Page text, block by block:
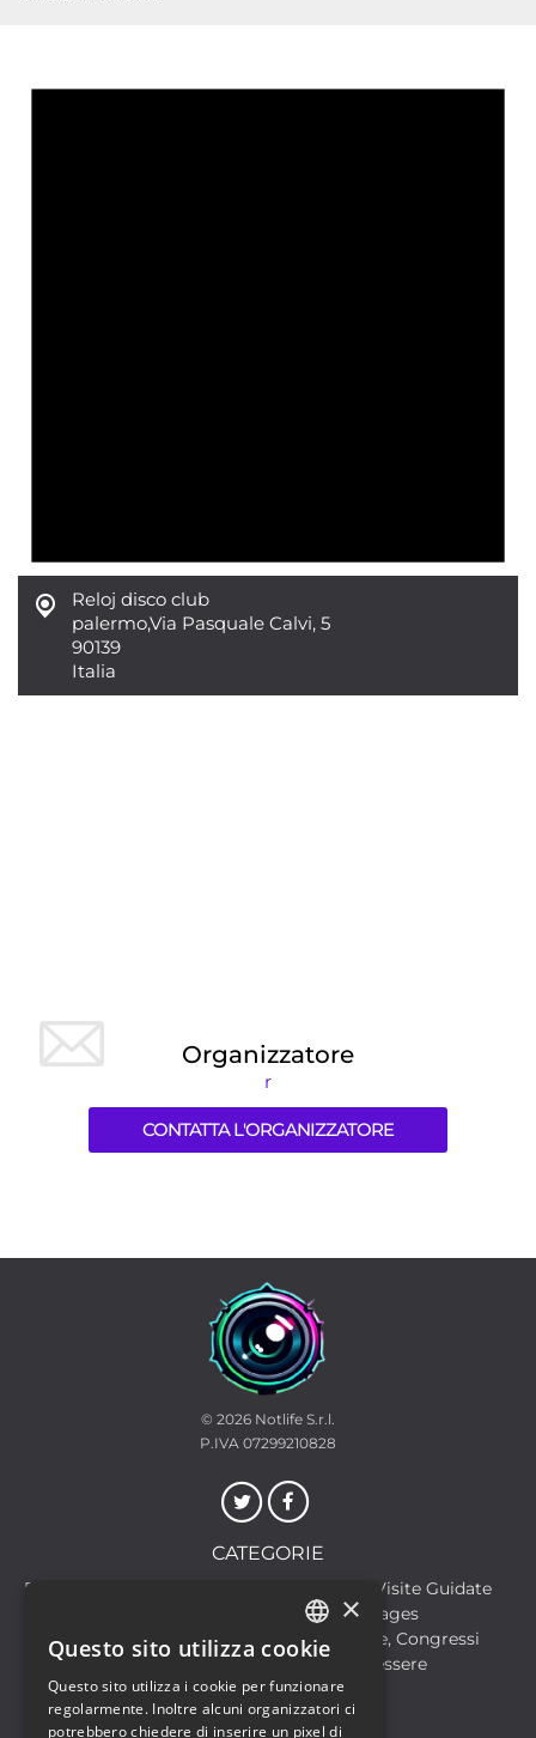
Reloj disco club
palermo,Via Pasquale Calvi, 5
90139
Italia
Organizzatore
r
CONTATTA L'ORGANIZZATORE
© 2026 Notlife S.r.l.
P.IVA 07299210828
CATEGORIE
Discoteche
Escursioni & Visite Guidate
Food & Beverages
Formazione
Meeting, Fiere, Congressi
Musica, Eventi Live, Club
Salute & Benessere
Sport & Motori
ITALIAN
ENGLISH
×
Questo sito utilizza cookie
Questo sito utilizza i cookie per funzionare
regolarmente. Inoltre alcuni organizzatori ci
potrebbero chiedere di inserire un pixel di